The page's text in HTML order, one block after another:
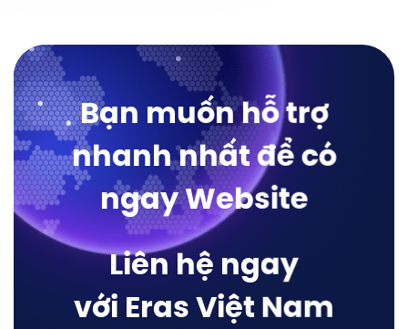
Bạn muốn hỗ trợ
nhanh nhất để có
ngay Website
Liên hệ ngay
với Eras Việt Nam